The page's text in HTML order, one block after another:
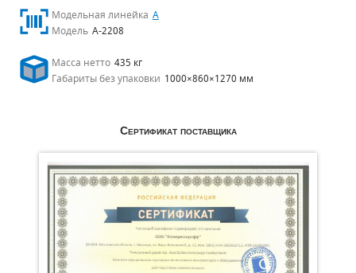
Модельная линейка A
Модель A-2208
Масса нетто 435 кг
Габариты без упаковки 1000×860×1270 мм
Сертификат поставщика